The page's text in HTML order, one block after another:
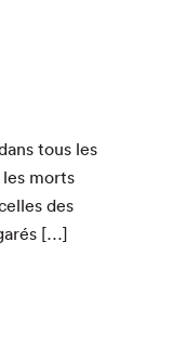
tous les
morts
des
[…]